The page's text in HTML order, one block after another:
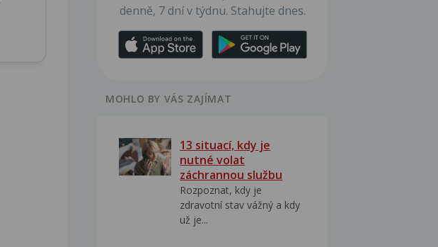
denně, 7 dní v týdnu. Stahujte dnes.
MOHLO BY VÁS ZAJÍMAT
13 situací, kdy je
nutné volat
záchrannou službu
Rozpoznat, kdy je
zdravotní stav vážný a kdy
už je...